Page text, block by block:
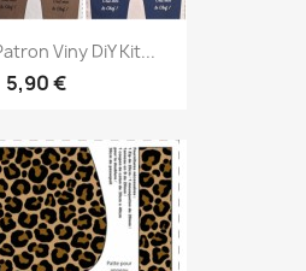
Viny DiY Kit...
5,90 €